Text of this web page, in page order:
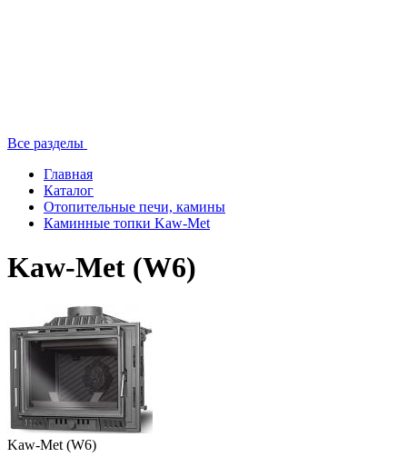
Все разделы
Главная
Каталог
Отопительные печи, камины
Каминные топки Kaw-Met
Kaw-Met (W6)
Kaw-Met (W6)